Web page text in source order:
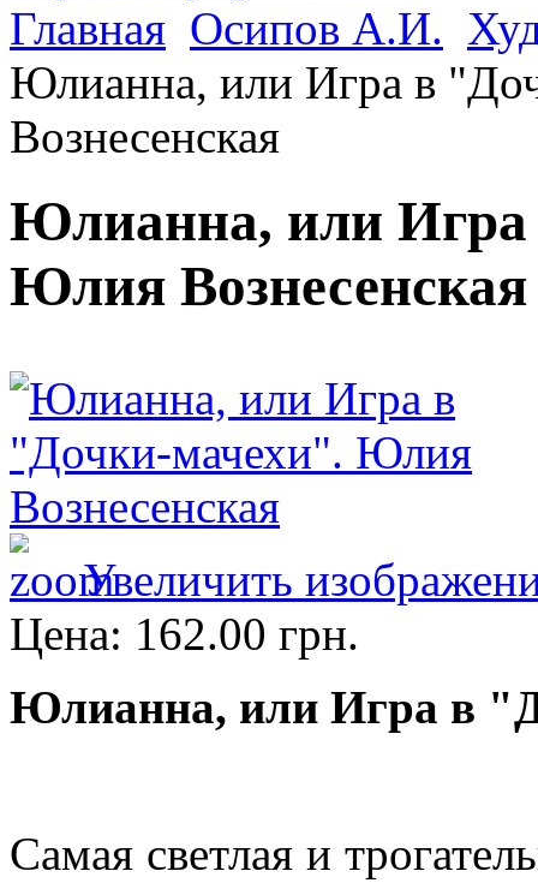
Главная Осипов А.И.
Юлианна, или Игра в
Вознесенская
Юлианна, или
Юлия
Увеличить
Цена: 162.00 грн.
Юлианна, или Игра в
Самая светлая и